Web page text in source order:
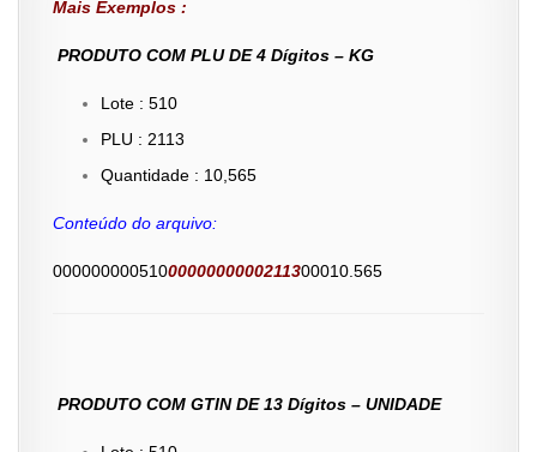
Mais Exemplos :
PRODUTO COM PLU DE 4 Dígitos – KG
Lote : 510
PLU : 2113
Quantidade : 10,565
Conteúdo do arquivo:
0000000005100000000000211300010.565
PRODUTO COM GTIN DE 13 Dígitos – UNIDADE